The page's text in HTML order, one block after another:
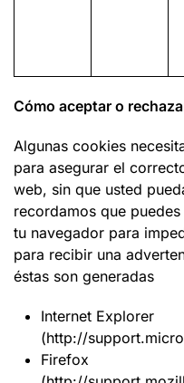
Cómo aceptar o
Algunas cookies
para asegurar el
web, sin que usted
recordamos que
tu navegador para
para recibir una
éstas son generadas
Internet Explorer
(http://
Firefox